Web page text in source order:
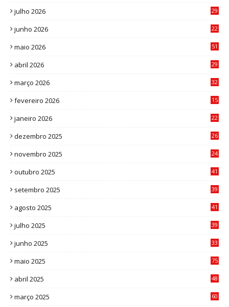
julho 2026
29
junho 2026
22
maio 2026
51
abril 2026
29
março 2026
32
fevereiro 2026
15
janeiro 2026
22
dezembro 2025
26
novembro 2025
24
outubro 2025
41
setembro 2025
39
agosto 2025
41
julho 2025
39
junho 2025
33
maio 2025 75
abril 2025
48
março 2025
60